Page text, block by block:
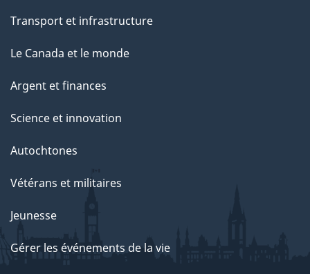
Transport et infrastructure
Le Canada et le monde
Argent et finances
Science et innovation
Autochtones
Vétérans et militaires
Jeunesse
Gérer les événements de la vie